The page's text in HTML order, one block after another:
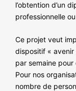
l’obtention d’un
professionnelle
Ce projet veut
dispositif «
par semaine
Pour nos
nombre de